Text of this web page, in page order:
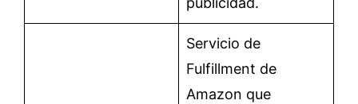
Servicio de
Fulfillment de
Amazon que